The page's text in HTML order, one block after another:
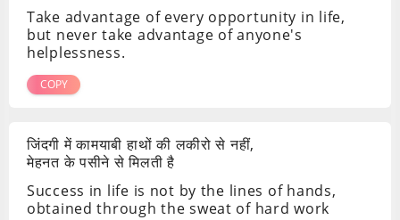
Take advantage of every opportunity in life,
but never take advantage of anyone's
helplessness.
COPY
जिंदगी में कामयाबी हाथों की लकीरो से नहीं,
मेहनत के पसीने से मिलती है
Success in life is not by the lines of hands,
obtained through the sweat of hard work